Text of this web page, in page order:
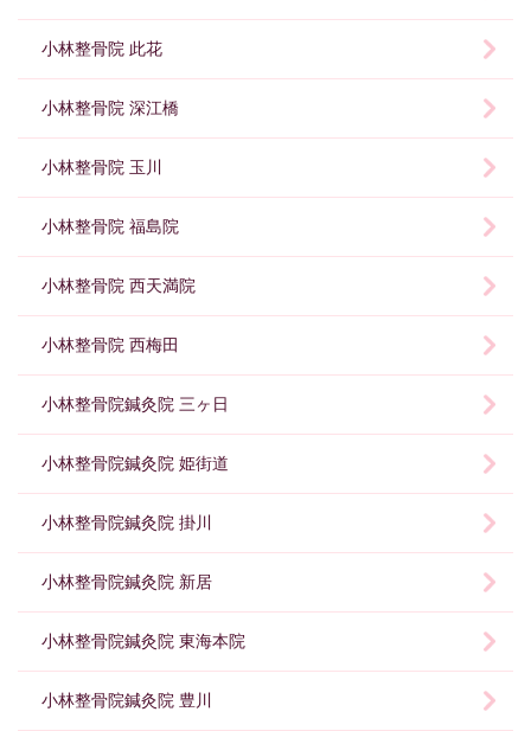
小林整骨院 此花
小林整骨院 深江橋
小林整骨院 玉川
小林整骨院 福島院
小林整骨院 西天満院
小林整骨院 西梅田
小林整骨院鍼灸院 三ヶ日
小林整骨院鍼灸院 姫街道
小林整骨院鍼灸院 掛川
小林整骨院鍼灸院 新居
小林整骨院鍼灸院 東海本院
小林整骨院鍼灸院 豊川